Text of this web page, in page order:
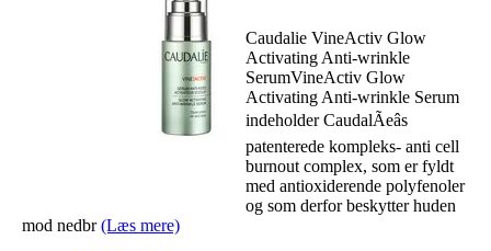
Activating
Anti-wrinkle
Serum – 30 ml
Caudalie VineActiv Glow
Activating Anti-wrinkle
SerumVineActiv Glow
Activating Anti-wrinkle Serum
indeholder CaudalÃ­eâs
patenterede kompleks- anti cell
burnout complex, som er fyldt
med antioxiderende polyfenoler
og som derfor beskytter huden
mod nedbr(Læs mere)